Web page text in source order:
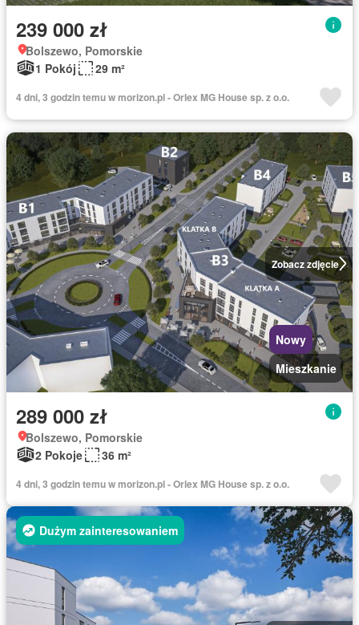
239 000 zł
Bolszewo, Pomorskie
1 Pokój
29 m²
4 dni, 3 godzin temu w morizon.pl - Orlex MG House sp. z o.o.
Zobacz zdjęcie
Nowy
Mieszkanie
289 000 zł
Bolszewo, Pomorskie
2 Pokoje
36 m²
4 dni, 3 godzin temu w morizon.pl - Orlex MG House sp. z o.o.
Dużym zainteresowaniem